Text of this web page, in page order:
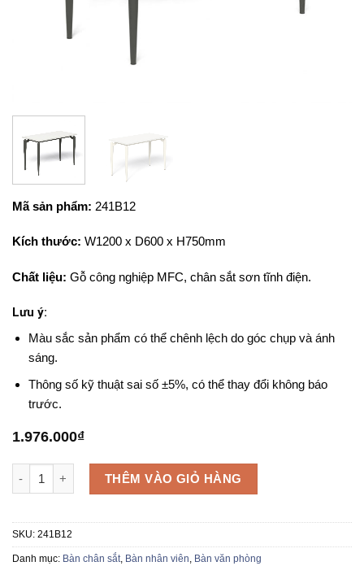
Mã sản phẩm: 241B12
Kích thước: W1200 x D600 x H750mm
Chất liệu: Gỗ công nghiệp MFC, chân sắt sơn tĩnh điện.
Lưu ý:
Màu sắc sản phẩm có thể chênh lệch do góc chụp và ánh
sáng.
Thông số kỹ thuật sai số ±5%, có thể thay đổi không báo
trước.
1.976.000₫
Bàn làm việc 190 241B12 số lượng
THÊM VÀO GIỎ HÀNG
SKU: 241B12
Danh mục: Bàn chân sắt, Bàn nhân viên, Bàn văn phòng